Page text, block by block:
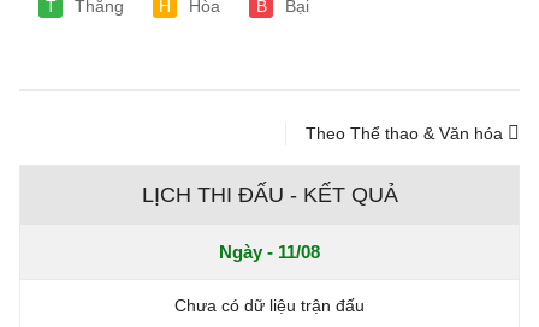
T Thắng H Hòa B Bại
Theo Thể thao & Văn hóa
LỊCH THI ĐẤU - KẾT QUẢ
Ngày - 11/08
Chưa có dữ liệu trận đấu